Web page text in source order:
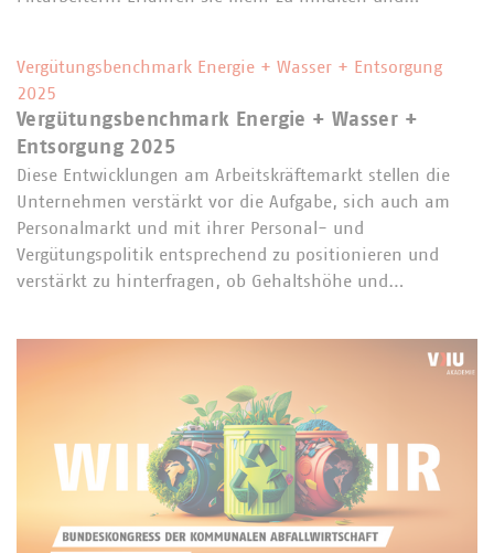
Vergütungsbenchmark Energie + Wasser + Entsorgung
2025
Vergütungsbenchmark Energie + Wasser +
Entsorgung 2025
Diese Entwicklungen am Arbeitskräftemarkt stellen die
Unternehmen verstärkt vor die Aufgabe, sich auch am
Personalmarkt und mit ihrer Personal- und
Vergütungspolitik entsprechend zu positionieren und
verstärkt zu hinterfragen, ob Gehaltshöhe und…